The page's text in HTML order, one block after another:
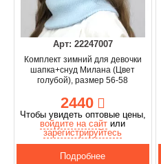
Арт: 22247007
Комплект зимний для девочки
шапка+снуд Милана (Цвет
голубой), размер 56-58
2440
Чтобы увидеть оптовые цены,
войдите на сайт или
зарегистрируйтесь
Подробнее